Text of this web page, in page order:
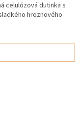
celulózová dutinka s
hroznového